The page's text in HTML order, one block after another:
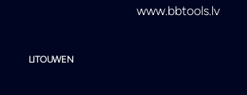
www.bbtools.lv
LITOUWEN